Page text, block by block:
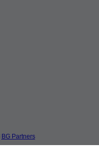
BG Partners